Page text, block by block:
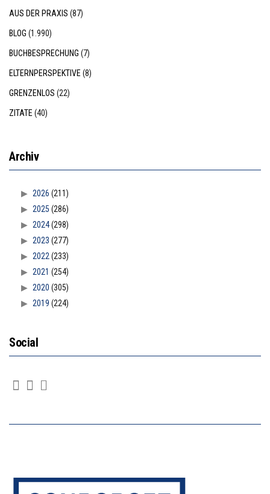
AUS DER PRAXIS (87)
BLOG (1.990)
BUCHBESPRECHUNG (7)
ELTERNPERSPEKTIVE(8)
GRENZENLOS (22)
ZITATE(40)
Archiv
2026 (211)
2025 (286)
2024(298)
2023 (277)
2022(233)
2021 (254)
2020 (305)
2019 (224)
Social